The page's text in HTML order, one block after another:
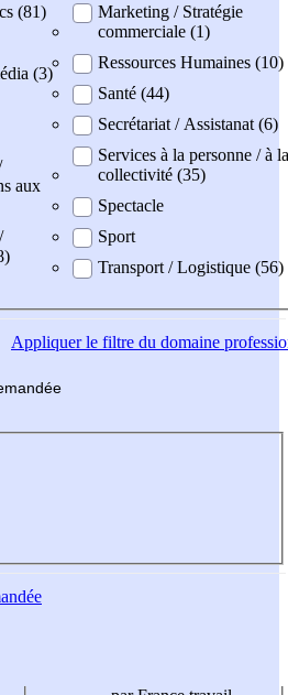
(81)
(3)
aux
Marketing / Stratégie
commerciale (1)
Ressources Humaines (10)
Santé (44)
Secrétariat / Assistanat (6)
Services à la personne / à la
collectivité (35)
Spectacle
Sport
Transport / Logistique (56)
Appliquerle filtre du domaine